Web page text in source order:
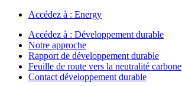
Accédez à : Energy
Accédez à : Développement durable
Notre approche
Rapport de développement durable
Feuille de route vers la neutralité carbone
Contact développement durable